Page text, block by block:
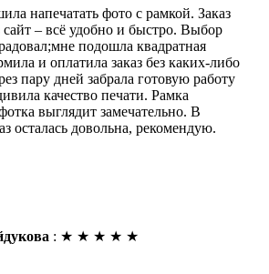
напечатать фото с рамкой. Заказ
сайт – всё удобно и быстро. Выбор
подошла квадратная
и оплатила заказ без каких-либо
пару дней забрала готовую работу
качество печати. Рамка
выглядит замечательно. В
осталась довольна, рекомендую.
: ★ ★ ★ ★ ★